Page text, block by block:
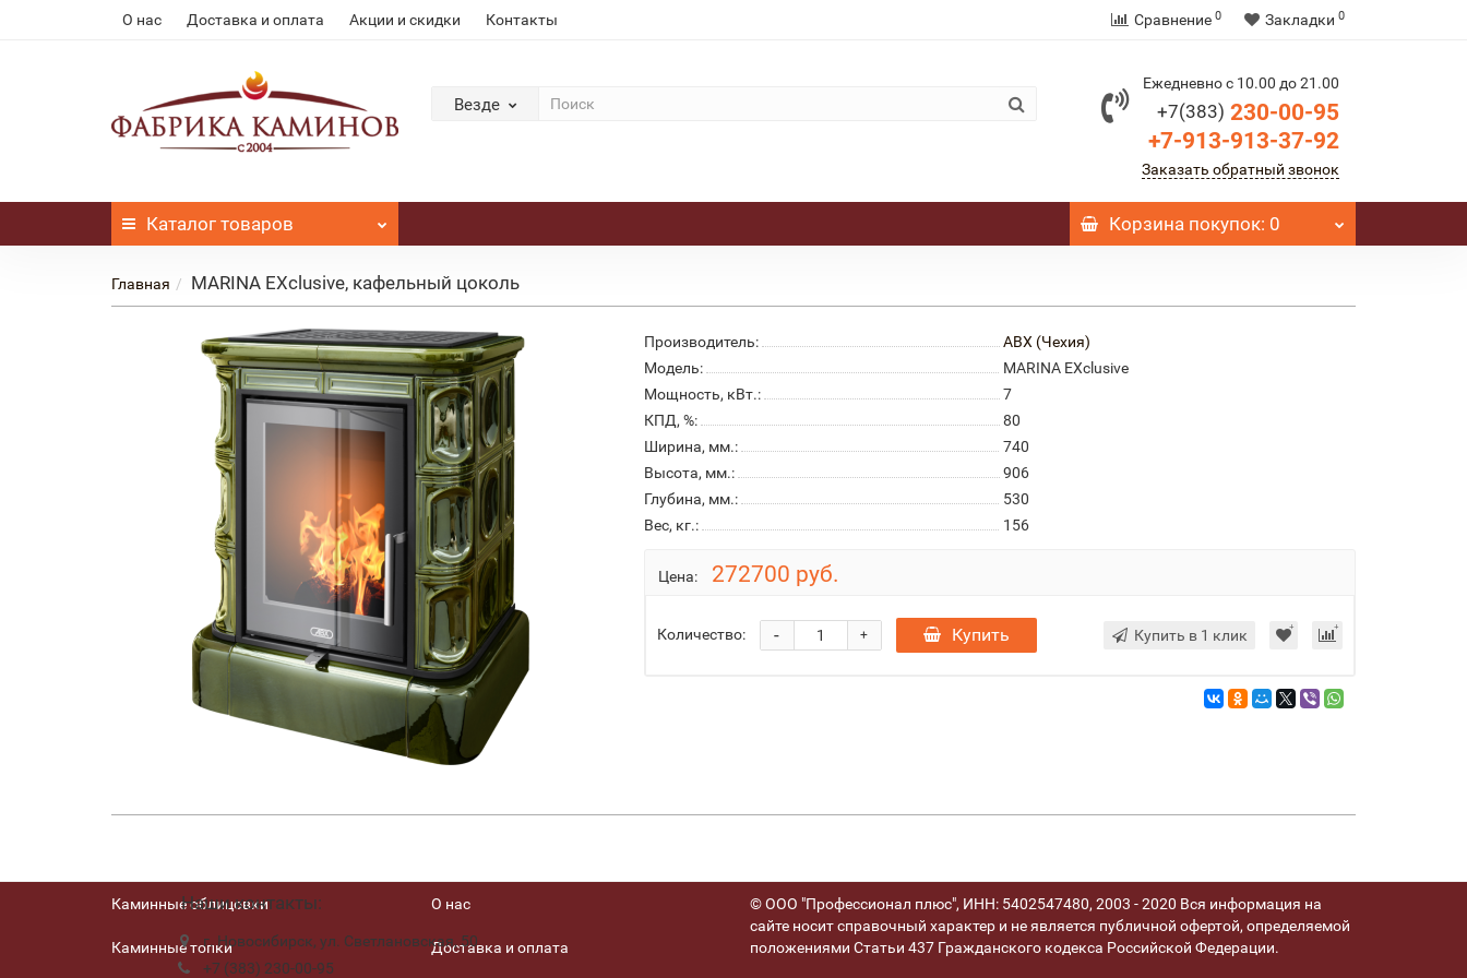
О нас Доставка и оплата Акции и скидки Контакты Сравнение 0 Закладки 0
Везде
Ежедневно с 10.00 до 21.00
+7(383) 230-00-95
+7-913-913-37-92
Заказать обратный звонок
Каталог товаров Корзинапокупок: 0
Главная MARINA EXclusive, кафельный цоколь
Производитель:
ABX (Чехия)
Модель:
MARINA EXclusive
Мощность, кВт.:
7
КПД, %:
80
Ширина, мм.:
740
Высота, мм.:
906
Глубина, мм.:
530
Вес, кг.:
156
Цена: 272700 руб.
Количество: +
- Купить Купить в 1 клик
Наши контакты:
г. Новосибирск, ул. Светлановская, 50
+7 (383) 230-00-95
Каминные облицовки
Каминные топки
О нас
Доставка и оплата
© ООО "Профессионал плюс", ИНН: 5402547480, 2003 - 2020 Вся информация на
сайте носит справочный характер и не является публичной офертой, определяемой
положениями Статьи 437 Гражданского кодекса Российской Федерации.